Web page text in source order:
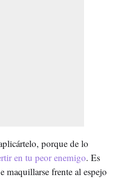
porque de lo
en tu peor enemigo. Es
maquillarse frente al espejo